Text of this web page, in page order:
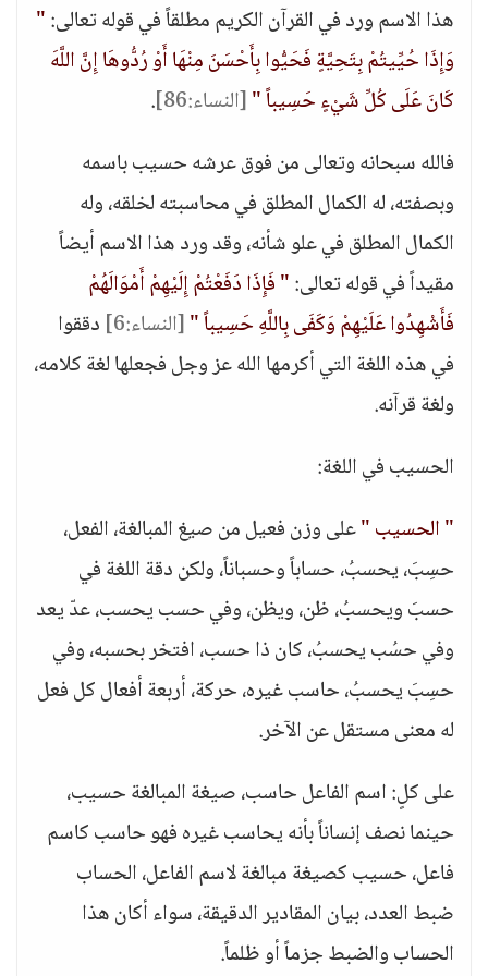
هذا الاسم ورد في القرآن الكريم مطلقاً في قوله تعالى:"
وَإِذَا حُيِّيتُمْ بِتَحِيَّةٍ فَحَيُّوا بِأَحْسَنَ مِنْهَا أَوْ رُدُّوهَا إِنَّ اللَّهَ
كَانَ عَلَى كُلِّ شَيْءٍ حَسِيباً "[النساء:86]
.
فالله سبحانه وتعالى من فوق عرشه حسيب باسمه
وبصفته، له الكمال المطلق في محاسبته لخلقه، وله
الكمال المطلق في علو شأنه، وقد ورد هذا الاسم أيضاً
مقيداً في قوله تعالى:" فَإِذَا دَفَعْتُمْ إِلَيْهِمْ أَمْوَالَهُمْ
فَأَشْهِدُوا عَلَيْهِمْ وَكَفَى بِاللَّهِ حَسِيباً "[النساء:6]
دققوا
في هذه اللغة التي أكرمها الله عز وجل فجعلها لغة كلامه،
ولغة قرآنه.
الحسيب في اللغة:
" الحسيب "على وزن فعيل من صيغ المبالغة، الفعل،
حسِبَ، يحسبُ، حساباً وحسباناً، ولكن دقة اللغة في
حسبَ ويحسبُ، ظن، ويظن، وفي حسب يحسب، عدّ يعد
وفي حسُب يحسبُ، كان ذا حسب، افتخر بحسبه، وفي
حسِبَ يحسبُ، حاسب غيره، حركة، أربعة أفعال كل فعل
له معنى مستقل عن الآخر.
على كلٍ: اسم الفاعل حاسب، صيغة المبالغة حسيب،
حينما نصف إنساناً بأنه يحاسب غيره فهو حاسب كاسم
فاعل، حسيب كصيغة مبالغة لاسم الفاعل، الحساب
ضبط العدد، بيان المقادير الدقيقة، سواء أكان هذا
الحساب والضبط جزماً أو ظلماً.